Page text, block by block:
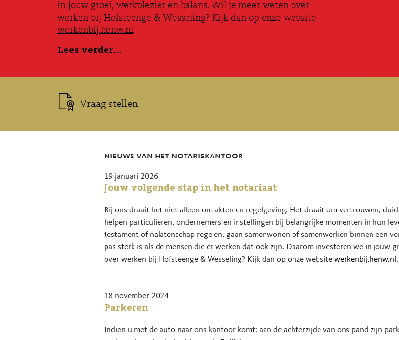
in jouw groei, werkplezier en balans. Wil je meer weten over
werken bij Hofsteenge & Wesseling? Kijk dan op onze website
werkenbij.henw.nl.
Lees verder...
Vraag stellen
nieuws van het notariskantoor
19 januari 2026
Jouw volgende stap in het notariaat
Bij ons draait het niet alleen om akten en regelgeving. Het draait om vertrouwen,
helpen particulieren, ondernemers en instellingen bij belangrijke momenten in hun
testament of nalatenschap regelen, gaan samenwonen of samenwerken binnen een
pas sterk is als de mensen die er werken dat ook zijn. Daarom investeren we in jouw
over werken bij Hofsteenge & Wesseling? Kijk dan op onze website werkenbij.henw.nl .
18 november 2024
Parkeren
Indien u met de auto naar ons kantoor komt: aan de achterzijde van ons pand zijn